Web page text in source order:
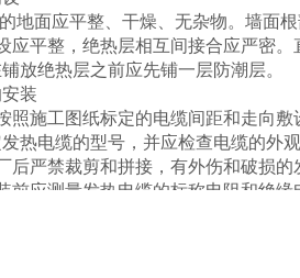
地面应平整、干燥、无杂物。墙面
应平整，绝热层相互间接合应严密
放绝热层之前应先铺一层防潮层。
装
照施工图纸标定的电缆间距和走向
热电缆的型号，并应检查电缆的外
后严禁裁剪和拼接，有外伤和破损
前应测量发热电缆的标称电阻和绝